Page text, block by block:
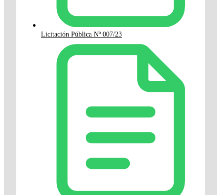
Licitación Pública Nº 007/23